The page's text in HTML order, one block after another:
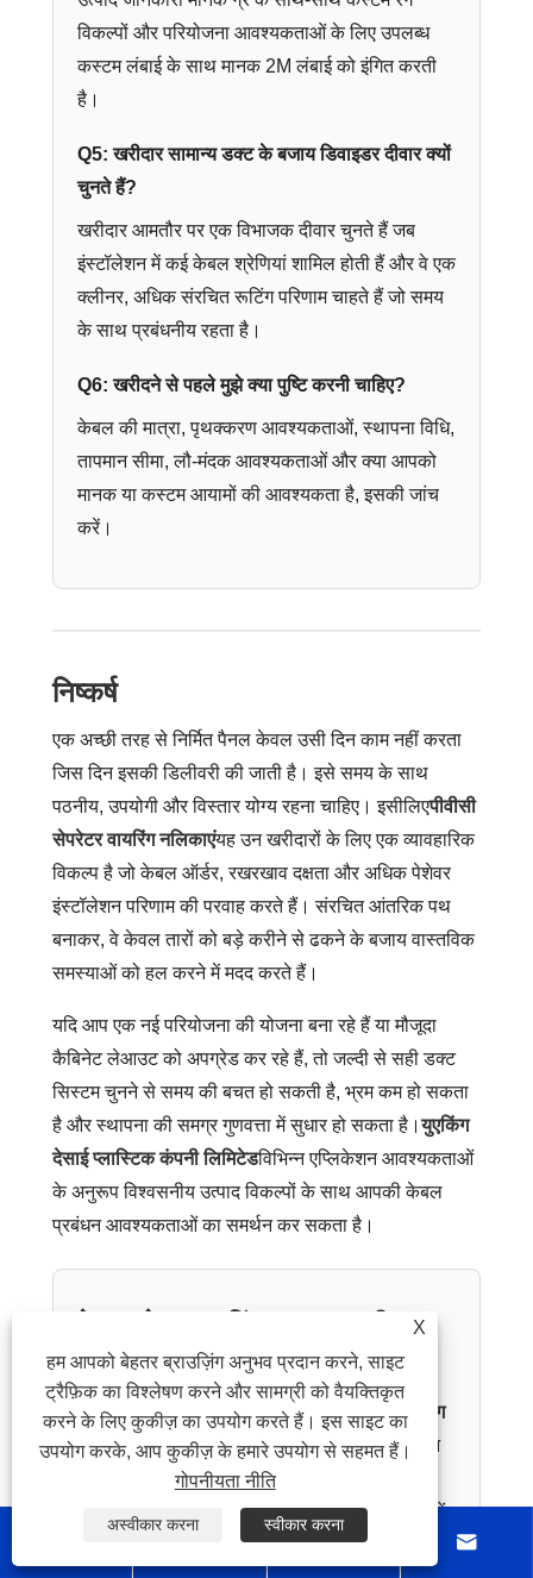
विकल्पों और परियोजना आवश्यकताओं के लिए उपलब्ध
कस्टम लंबाई के साथ मानक 2M लंबाई को इंगित करती
है।
Q5: खरीदार सामान्य डक्ट के बजाय डिवाइडर दीवार क्यों
चुनते हैं?
खरीदार आमतौर पर एक विभाजक दीवार चुनते हैं जब
इंस्टॉलेशन में कई केबल श्रेणियां शामिल होती हैं और वे एक
क्लीनर, अधिक संरचित रूटिंग परिणाम चाहते हैं जो समय
के साथ प्रबंधनीय रहता है।
Q6: खरीदने से पहले मुझे क्या पुष्टि करनी चाहिए?
केबल की मात्रा, पृथक्करण आवश्यकताओं, स्थापना विधि,
तापमान सीमा, लौ-मंदक आवश्यकताओं और क्या आपको
मानक या कस्टम आयामों की आवश्यकता है, इसकी जांच
करें।
निष्कर्ष
एक अच्छी तरह से निर्मित पैनल केवल उसी दिन काम नहीं करता
जिस दिन इसकी डिलीवरी की जाती है। इसे समय के साथ
पठनीय, उपयोगी और विस्तार योग्य रहना चाहिए। इसीलिएपीवीसी
सेपरेटर वायरिंग नलिकाएंयह उन खरीदारों के लिए एक व्यावहारिक
विकल्प है जो केबल ऑर्डर, रखरखाव दक्षता और अधिक पेशेवर
इंस्टॉलेशन परिणाम की परवाह करते हैं। संरचित आंतरिक पथ
बनाकर, वे केवल तारों को बड़े करीने से ढकने के बजाय वास्तविक
समस्याओं को हल करने में मदद करते हैं।
यदि आप एक नई परियोजना की योजना बना रहे हैं या मौजूदा
कैबिनेट लेआउट को अपग्रेड कर रहे हैं, तो जल्दी से सही डक्ट
सिस्टम चुनने से समय की बचत हो सकती है, भ्रम कम हो सकता
है और स्थापना की समग्र गुणवत्ता में सुधार हो सकता है।युएकिंग
देसाई प्लास्टिक कंपनी लिमिटेडविभिन्न एप्लिकेशन आवश्यकताओं
के अनुरूप विश्वसनीय उत्पाद विकल्पों के साथ आपकी केबल
प्रबंधन आवश्यकताओं का समर्थन कर सकता है।
आवश्यकता है?
यदि आप भरोसेमंद की तलाश में हैंपीवीसी सेपरेटर वायरिंग
नलिकाएं स्वच्छ पैनल लेआउट और आसान केबल प्रबंधन
के लिए, अब योजना से कार्रवाई की ओर बढ़ने का अच्छा
समय है।
अपनी परियोजना आवश्यकताओं
पर चर्चा करने, उत्पाद विवरण का अनुरोध करने, या अपने
 
X
हम आपको बेहतर ब्राउज़िंग अनुभव प्रदान करने, साइट
ट्रैफ़िक का विश्लेषण करने और सामग्री को वैयक्तिकृत
करने के लिए कुकीज़ का उपयोग करते हैं। इस साइट का
उपयोग करके, आप कुकीज़ के हमारे उपयोग से सहमत हैं।
गोपनीयता नीति
अस्वीकार करना स्वीकार करना